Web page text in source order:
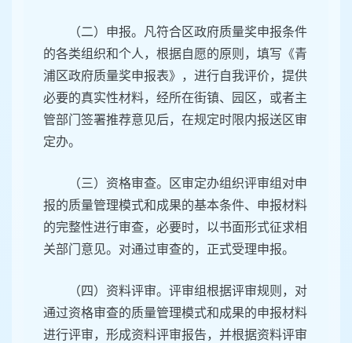
（二）申报。凡符合区政府质量奖申报条件
的各类组织和个人，根据自愿的原则，填写《青
浦区政府质量奖申报表》，进行自我评价，提供
必要的真实性材料，经所在街镇、园区，或者主
管部门签署推荐意见后，在规定时限内报送区审
定办。
（三）资格审查。区审定办组织评审组对申
报的质量管理模式和成果的基本条件、申报材料
的完整性进行审查，必要时，以书面形式征求相
关部门意见。对通过审查的，正式受理申报。
（四）资料评审。评审组根据评审规则，对
通过资格审查的质量管理模式和成果的申报材料
进行评审，形成资料评审报告，并根据资料评审